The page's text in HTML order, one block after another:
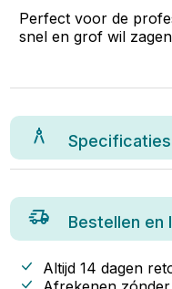
Perfect voor de
snel en grof wil
Specificaties
Bestellen en
Altijd 14 dagen